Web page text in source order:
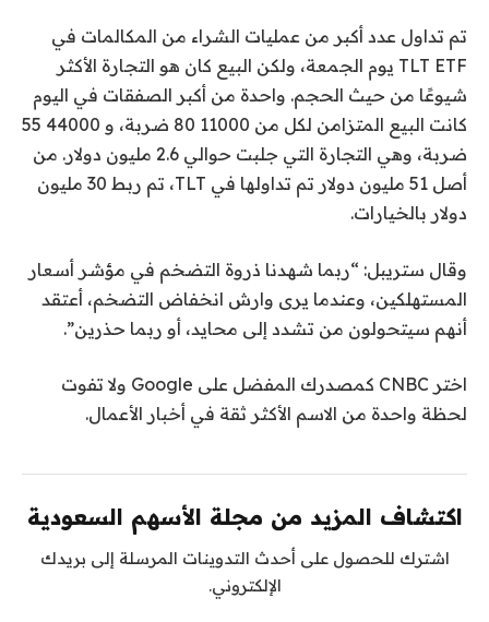
تم تداول عدد أكبر من عمليات الشراء من المكالمات في
TLT ETF يوم الجمعة، ولكن البيع كان هو التجارة الأكثر
شيوعًا من حيث الحجم. واحدة من أكبر الصفقات في اليوم
كانت البيع المتزامن لكل من 11000 80 ضربة، و 44000 55
ضربة، وهي التجارة التي جلبت حوالي 2.6 مليون دولار. من
أصل 51 مليون دولار تم تداولها في TLT، تم ربط 30 مليون
دولار بالخيارات.
وقال ستريبل: “ربما شهدنا ذروة التضخم في مؤشر أسعار
المستهلكين، وعندما يرى وارش انخفاض التضخم، أعتقد
أنهم سيتحولون من تشدد إلى محايد، أو ربما حذرين”.
اختر CNBC كمصدرك المفضل على Google ولا تفوت
لحظة واحدة من الاسم الأكثر ثقة في أخبار الأعمال.
اكتشاف المزيد من مجلة الأسهم السعودية
اشترك للحصول على أحدث التدوينات المرسلة إلى بريدك
الإلكتروني.